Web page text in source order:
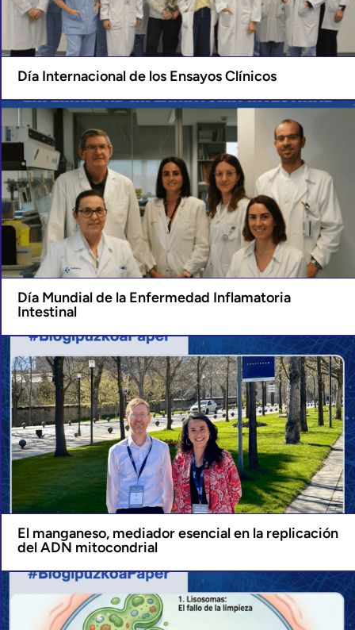
Día Internacional de los Ensayos Clínicos
Día Mundial de la Enfermedad Inflamatoria
Intestinal
El manganeso, mediador esencial en la replicación
del ADN mitocondrial